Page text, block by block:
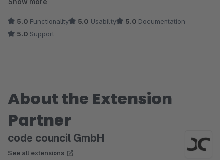
die entwicklerfreundliche Integrationsmöglichkeit für
Drittsysteme haben den Prozess deutlich erleichtert.
Show more
5.0 Functionality 5.0 Usability 5.0 Documentation
5.0 Support
About the Extension
Partner
code council GmbH
See all extensions